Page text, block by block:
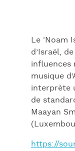
Le ‘Noam
d’Israël,
influences
musique
interprète
de
Maayan
https://